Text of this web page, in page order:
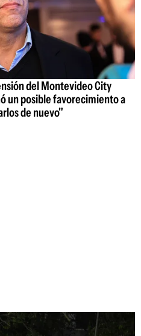
del Montevideo City
un posible favorecimiento a
de nuevo"